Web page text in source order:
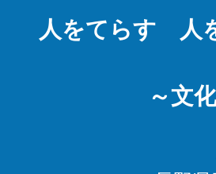
人をてらす 人
～文